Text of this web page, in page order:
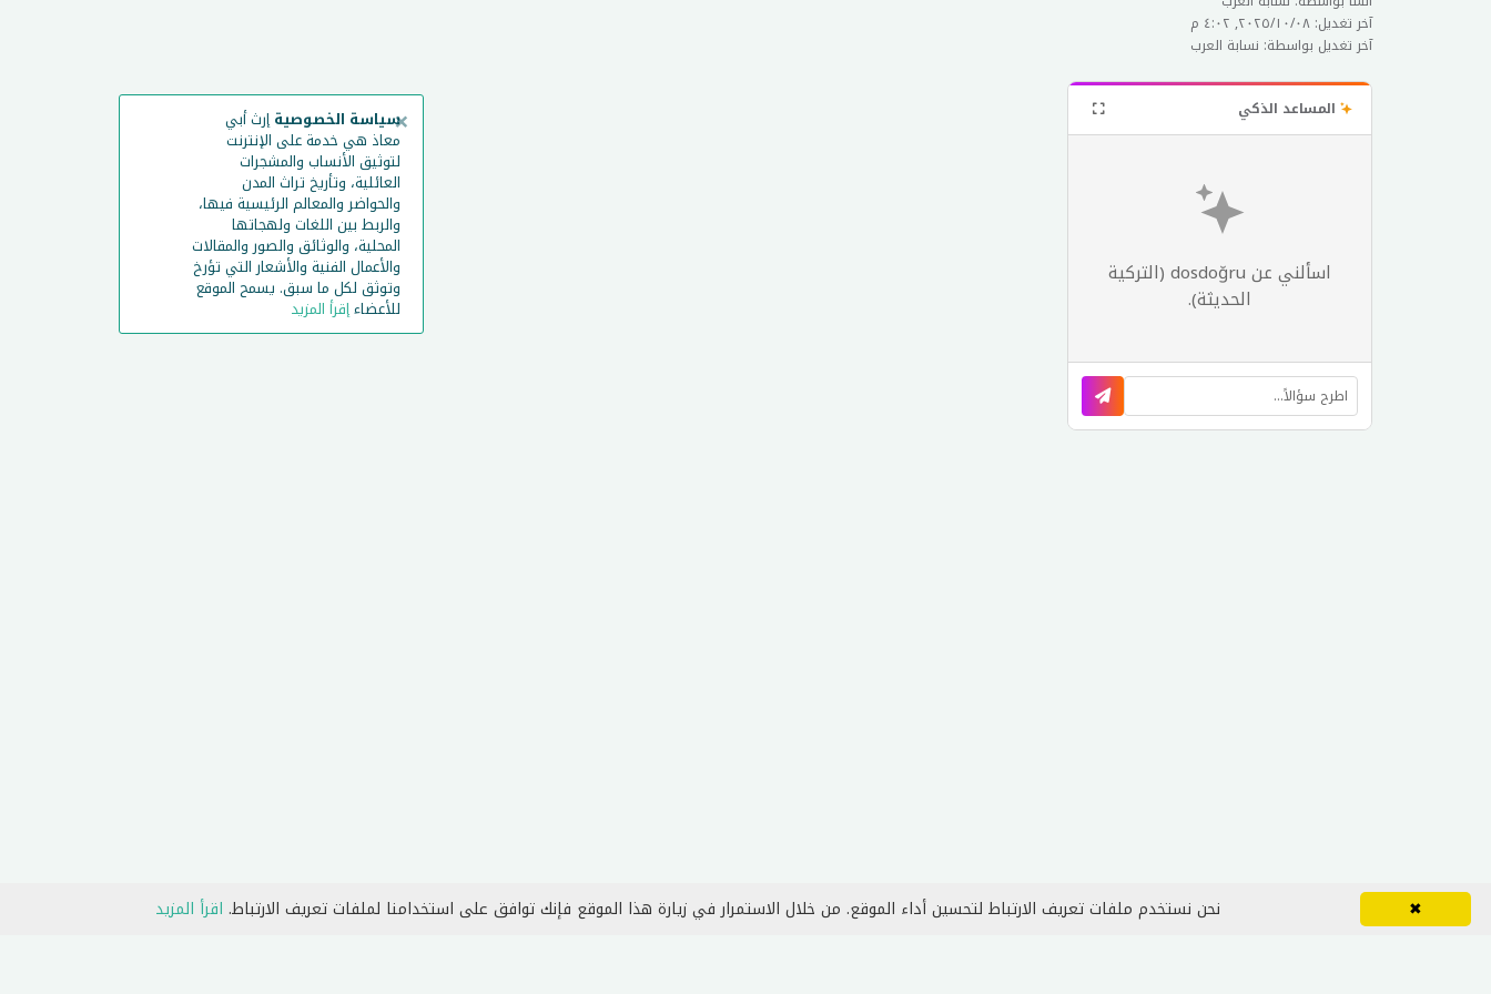
آخر تغديل: ٠٨‏/١٠‏/٢٠٢٥, ٤:٠٢ م
آخر تغديل بواسطة: نسابة العرب
المساعد الذكي
اسألني عن dosdoğru (التركية
الحديثة).
سياسة الخصوصيةإرث أبي
معاذ هي خدمة على الإنترنت
لتوثيق الأنساب والمشجرات
العائلية، وتأريخ تراث المدن
والحواضر والمعالم الرئيسية فيها،
والربط بين اللغات ولهجاتها
المحلية، والوثائق والصور والمقالات
والأعمال الفنية والأشعار التي تؤرخ
وتوثق لكل ما سبق. يسمح الموقع
للأعضاءإقرأ المزيد
×
✖ نحن نستخدم ملفات تعريف الارتباط لتحسين أداء الموقع. من خلال الاستمرار في زيارة هذا الموقع فإنك توافق على استخدامنا لملفات تعريف الارتباط. اقرأ المزيد